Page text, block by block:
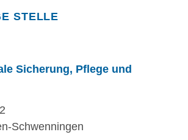
STELLE
Sicherung, Pflege und
Schwenningen